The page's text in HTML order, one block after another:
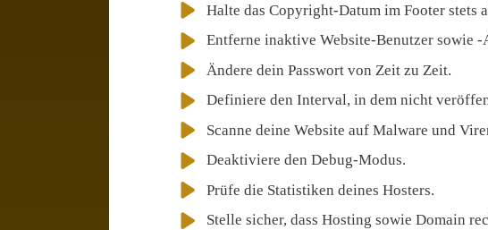
Halte das Copyright-Datum im Footer stets
Entferne inaktive Website-Benutzer sowie
Ändere dein Passwort von Zeit zu Zeit.
Definiere den Interval, in dem nicht
Scanne deine Website auf Malware und
Deaktiviere den Debug-Modus.
Prüfe die Statistiken deines Hosters.
Stelle sicher, dass Hosting sowie Domain